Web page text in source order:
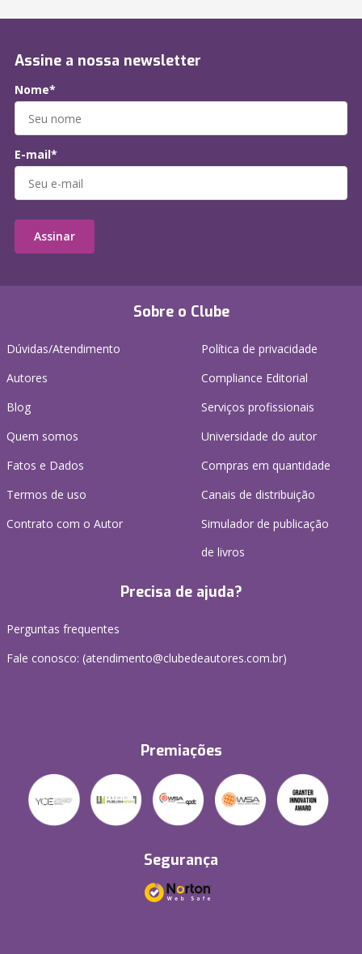
Sobre o Clube
Dúvidas/Atendimento
Autores
Blog
Quem somos
Fatos e Dados
Termos de uso
Contrato com o Autor
Política de privacidade
Compliance Editorial
Serviços profissionais
Universidade do autor
Compras em quantidade
Canais de distribuição
Simulador de publicação
de livros
Precisa de ajuda?
Perguntas frequentes
Fale conosco: (atendimento@clubedeautores.com.br)
Premiações
Segurança
Assine a nossa newsletter
Nome*
E-mail*
Assinar